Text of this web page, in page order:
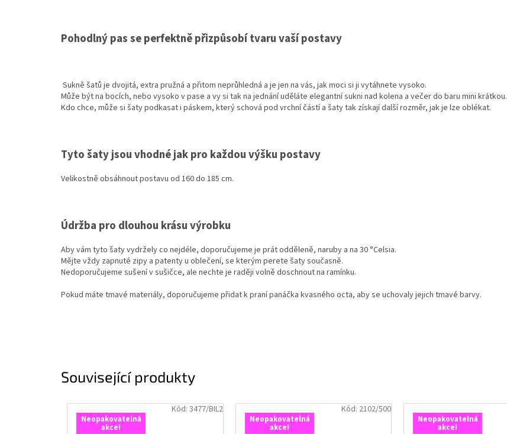
Související produkty
Neopakovatelná
akce!
Kód: 3477/BIL2
Neopakovatelná
akce!
Kód: 2102/500
Neopakovatelná
akce!
Pohodlný pas se perfektně přizpůsobí tvaru vaší postavy
Sukně šatů je dvojitá, extra pružná a přitom neprůhledná a je jen na vás, jak moci si ji vytáhnete vysoko.
Může být na bocích, nebo vysoko v pase a vy si tak na jednání uděláte elegantní sukni nad kolena a večer do baru mini krátkou.
Kdo chce, může si šaty podkasat i páskem, který schová pod vrchní částí a šaty tak získají další rozměr, jak je lze oblékat.
Tyto šaty jsou vhodné jak pro každou výšku postavy
Velikostně obsáhnout postavu od 160 do 185 cm.
Údržba pro dlouhou krásu výrobku
Aby vám tyto šaty vydržely co nejdéle, doporučujeme je prát odděleně, naruby a na 30 °Celsia.
Mějte vždy zapnuté zipy a patenty u oblečení, se kterým perete šaty současně.
Nedoporučujeme sušení v sušičce, ale nechte je raději volně doschnout na ramínku.
Pokud máte tmavé materiály, doporučujeme přidat k praní panáčka kvasného octa, aby se uchovaly jejich tmavé barvy.